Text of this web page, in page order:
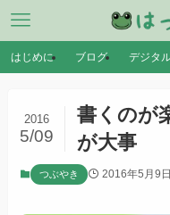
はじめに ブログ デジタ
書くのが
が大事
2016
5/09
つぶやき 2016年5月9日